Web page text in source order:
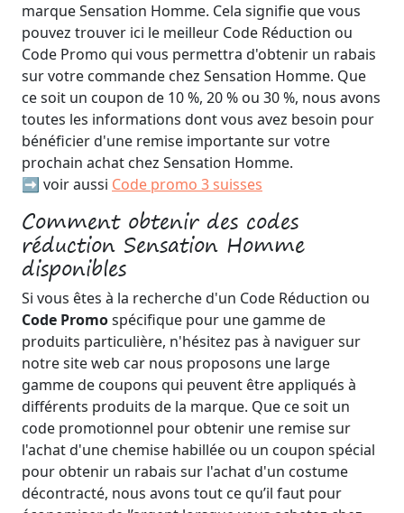
marque Sensation Homme. Cela signifie que vous
pouvez trouver ici le meilleur Code Réduction ou
Code Promo qui vous permettra d'obtenir un rabais
sur votre commande chez Sensation Homme. Que
ce soit un coupon de 10 %, 20 % ou 30 %, nous avons
toutes les informations dont vous avez besoin pour
bénéficier d'une remise importante sur votre
prochain achat chez Sensation Homme.
➡️ voir aussi Code promo 3 suisses
Comment obtenir des codes
réduction Sensation Homme
disponibles
Si vous êtes à la recherche d'un Code Réduction ou
Code Promospécifique pour une gamme de
produits particulière, n'hésitez pas à naviguer sur
notre site web car nous proposons une large
gamme de coupons qui peuvent être appliqués à
différents produits de la marque. Que ce soit un
code promotionnel pour obtenir une remise sur
l'achat d'une chemise habillée ou un coupon spécial
pour obtenir un rabais sur l'achat d'un costume
décontracté, nous avons tout ce qu’il faut pour